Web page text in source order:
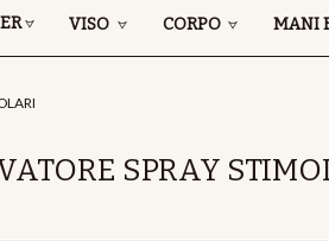
VISO CORPO MANI
SPRAY